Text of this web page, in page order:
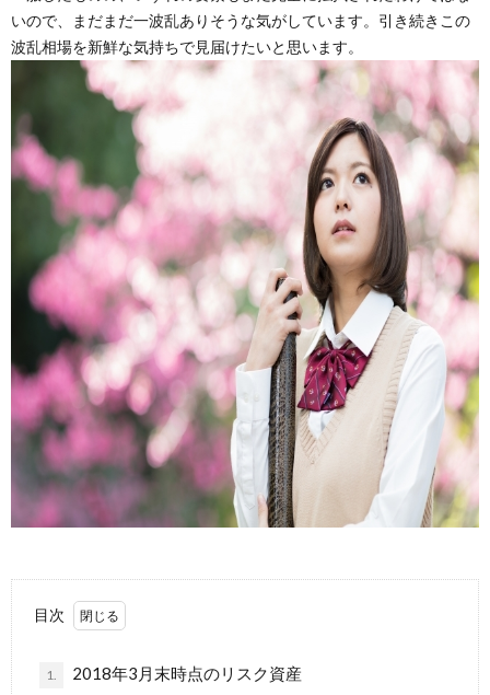
いので、まだまだ一波乱ありそうな気がしています。引き続きこの
波乱相場を新鮮な気持ちで見届けたいと思います。
目次
1. 2018年3月末時点のリスク資産